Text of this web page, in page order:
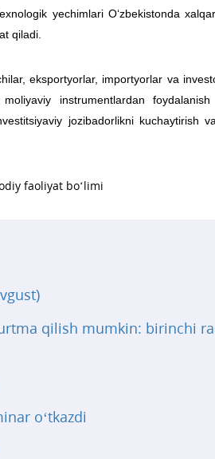
yechimlari O‘zbekistonda
qiladi.
eksportyorlar, importyorlar va
instrumentlardan
jozibadorlikni kuchaytirish
faoliyat bo‘limi
qilish mumkin: birinchi
o‘tkazdi